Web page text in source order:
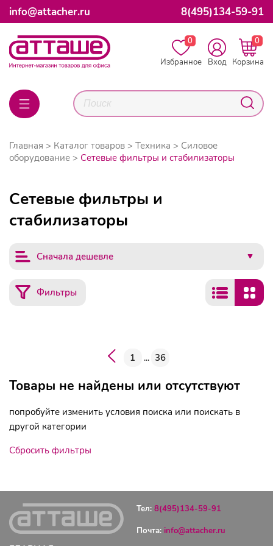
info@attacher.ru 8(495)134-59-91
0
Избранное
Вход
0
Корзина
Главная Каталог товаров Техника
Силовое
оборудование
Сетевые фильтры и стабилизаторы
Сетевые фильтры и
стабилизаторы
Сначала дешевле
Фильтры
1 ... 36
Товары не найдены или отсутствуют
попробуйте изменить условия поиска или поискать в
другой категории
Сбросить фильтры
Тел: 8(495)134-59-91
Почта: info@attacher.ru